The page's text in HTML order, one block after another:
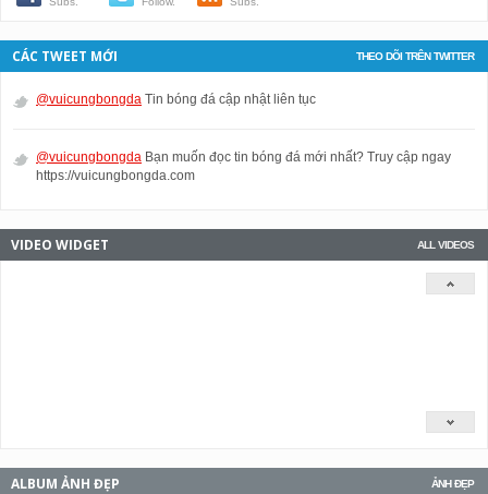
THEO DÕI TRÊN TWITTER
CÁC TWEET MỚI
@vuicungbongda Tin bóng đá cập nhật liên tục
@vuicungbongda Bạn muốn đọc tin bóng đá mới nhất? Truy cập ngay
https://vuicungbongda.com
ALL VIDEOS
VIDEO WIDGET
ẢNH ĐẸP
ALBUM ẢNH ĐẸP